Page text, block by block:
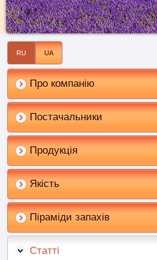
RU UA
Про компанію
Постачальники
Продукція
Якість
Піраміди запахів
Статті